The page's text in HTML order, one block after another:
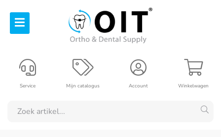
Winkelwagen
Account
Mijn catalogus
Service